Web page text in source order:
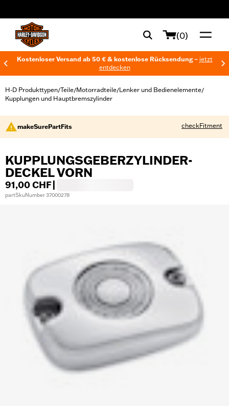
(0)
Kostenloser Versand ab 50 € & kostenlose Rücksendung – jetzt
entdecken
H-D Produkttypen/Teile/Motorradteile/Lenker und Bedienelemente/
Kupplungen und Hauptbremszylinder
makeSurePartFits checkFitment
KUPPLUNGSGEBERZYLINDER-
DECKEL VORN
91,00 CHF
partSkuNumber 37000278